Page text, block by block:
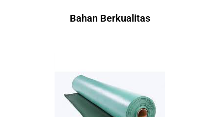
Bahan Berkualitas